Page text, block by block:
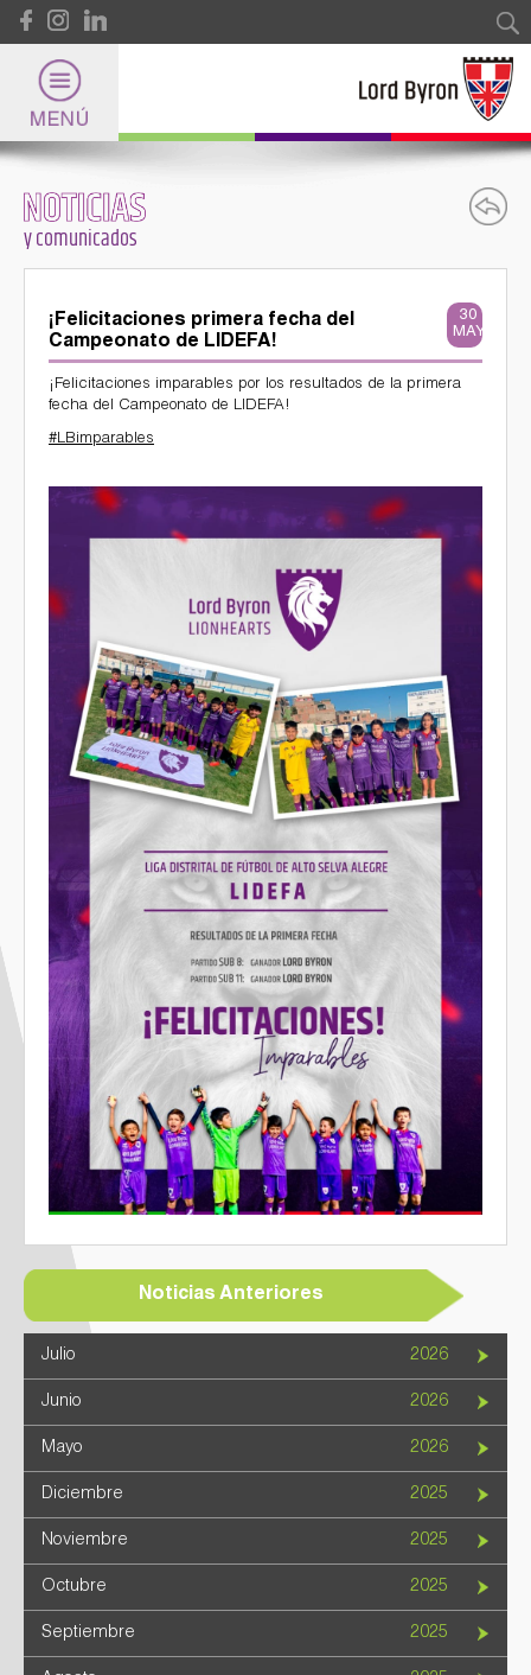
Pasar al contenido principal
Internacional
y Certificaciones Internacionales
Galería de Fotos
Documentarios
NOTICIAS
y comunicados
¡Felicitaciones primera fecha del
Campeonato de LIDEFA!
30
MAYO
¡Felicitaciones imparables por los resultados de la primera
fecha del Campeonato de LIDEFA!
#LBimparables
284007996_5348921291836891_3120651011874606900_n.jpg
Noticias Anteriores
Julio 2026
Junio 2026
Mayo 2026
Diciembre 2025
Noviembre 2025
Octubre 2025
Septiembre 2025